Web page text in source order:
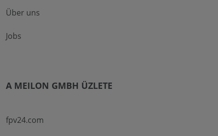
Über uns
Jobs
A MEILON GMBH ÜZLETE
fpv24.com